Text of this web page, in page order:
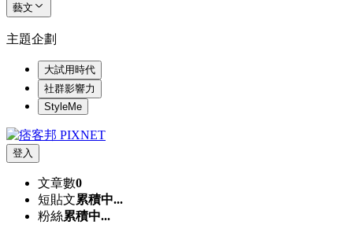
藝文
主題企劃
大試用時代
社群影響力
StyleMe
登入
文章數0
短貼文累積中...
粉絲累積中...